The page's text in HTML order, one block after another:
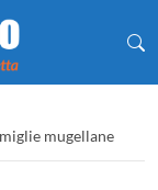
mugellane